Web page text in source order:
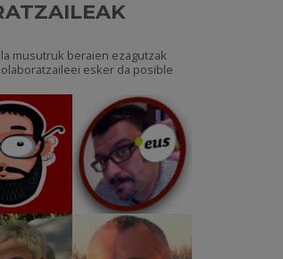
musutruk beraien ezagutzak
esker da posible